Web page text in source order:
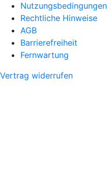
Nutzungsbedingungen
Rechtliche Hinweise
AGB
Barrierefreiheit
Fernwartung
Vertrag widerrufen